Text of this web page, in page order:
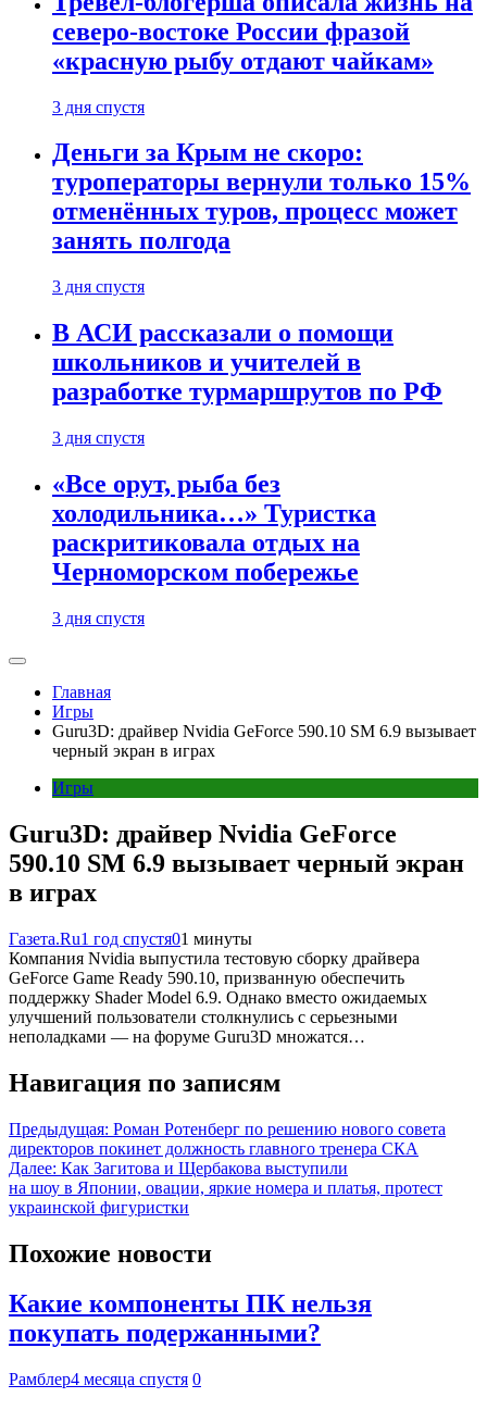
северо-востоке России фразой
«красную рыбу отдают чайкам»
3 дня спустя
Деньги за Крым не скоро:
туроператоры вернули только 15%
отменённых туров, процесс может
занять полгода
3 дня спустя
В АСИ рассказали о помощи
школьников и учителей в
разработке турмаршрутов по РФ
3 дня спустя
«Все орут, рыба без
холодильника…» Туристка
раскритиковала отдых на
Черноморском побережье
3 дня спустя
Главная
Игры
Guru3D: драйвер Nvidia GeForce 590.10 SM 6.9 вызывает
черный экран в играх
Игры
Guru3D: драйвер Nvidia GeForce
590.10 SM 6.9 вызывает черный экран
в играх
Газета.Ru1 год спустя01 минуты
Компания Nvidia выпустила тестовую сборку драйвера
GeForce Game Ready 590.10, призванную обеспечить
поддержку Shader Model 6.9. Однако вместо ожидаемых
улучшений пользователи столкнулись с серьезными
неполадками — на форуме Guru3D множатся…
Навигация по записям
Предыдущая: Роман Ротенберг по решению нового совета
директоров покинет должность главного тренера СКА
Далее: Как Загитова и Щербакова выступили
на шоу в Японии, овации, яркие номера и платья, протест
украинской фигуристки
Похожие новости
Какие компоненты ПК нельзя
покупать подержанными?
Рамблер4 месяца спустя 0